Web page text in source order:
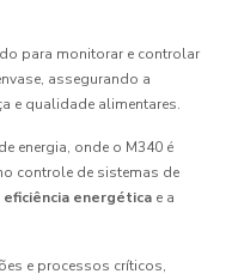
para monitorar e controlar
assegurando a
e qualidade alimentares.
energia, onde o M340 é
controle de sistemas de
eficiência energética e a
e processos críticos,